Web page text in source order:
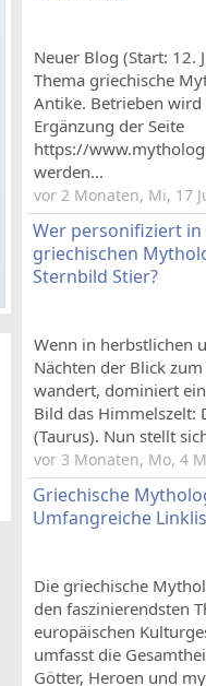
Neuer Blog (Start: 12.
Thema griechische
Antike. Betrieben wird
Ergänzung der Seite
https://
werden...
vor 2 Monaten, Mi, 17
Wer personifiziert in
griechischen
Sternbild Stier?
Wenn in herbstlichen
Nächten der Blick
wandert, dominiert
Bild das Himmelszelt:
(Taurus). Nun stellt
vor 3 Monaten, Mo, 4
Griechische
Umfangreiche
Die griechische
den faszinierendsten
europäischen
umfasst die
Götter, Heroen und